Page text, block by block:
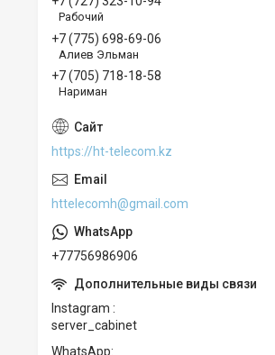
Рабочий
+7 (775) 698-69-06
Алиев Эльман
+7 (705) 718-18-58
Нариман
https://ht-telecom.kz
httelecomh@gmail.com
+77756986906
Instagram
server_cabinet
WhatsApp